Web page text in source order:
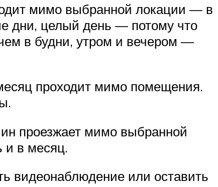
мимо выбранной локации — в
дни, целый день — потому что
в будни, утром и вечером —
проходит мимо помещения.
проезжает мимо выбранной
и в месяц.
видеонаблюдение или оставить